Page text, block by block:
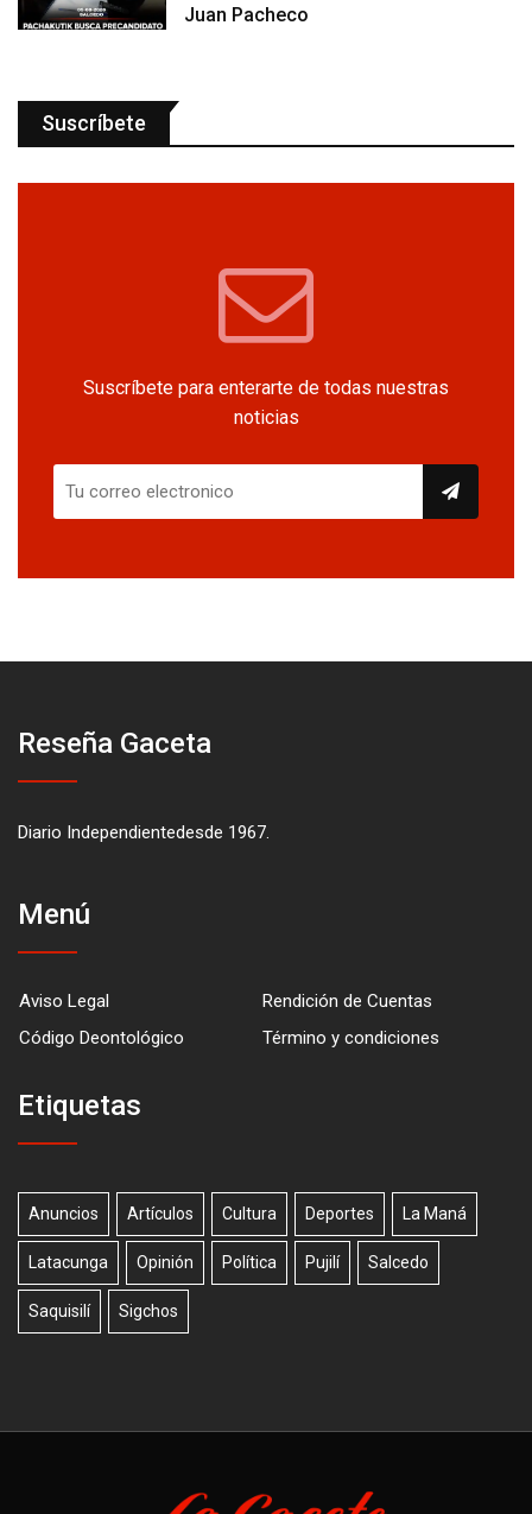
Juan Pacheco
Suscríbete
Suscríbete para enterarte de todas nuestras
noticias
Reseña Gaceta
Diario Independientedesde 1967.
Menú
Aviso Legal
Rendición de Cuentas
Código Deontológico
Término y condiciones
Etiquetas
Anuncios Artículos Cultura Deportes La Maná
Latacunga Opinión Política Pujilí Salcedo
Saquisilí Sigchos